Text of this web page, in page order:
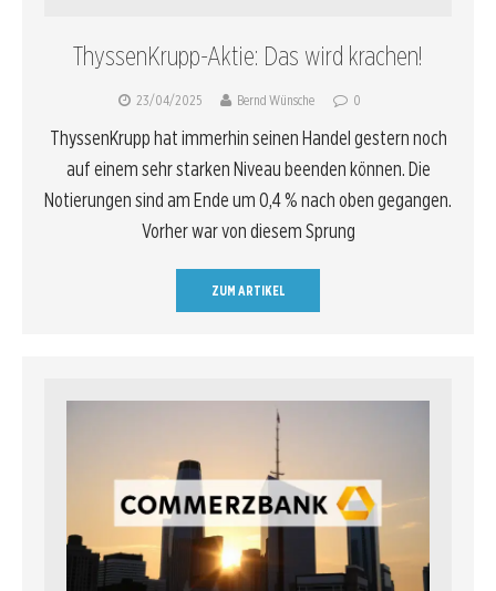
ThyssenKrupp-Aktie: Das wird krachen!
23/04/2025 Bernd Wünsche 0
ThyssenKrupp hat immerhin seinen Handel gestern noch
auf einem sehr starken Niveau beenden können. Die
Notierungen sind am Ende um 0,4 % nach oben gegangen.
Vorher war von diesem Sprung
ZUM ARTIKEL